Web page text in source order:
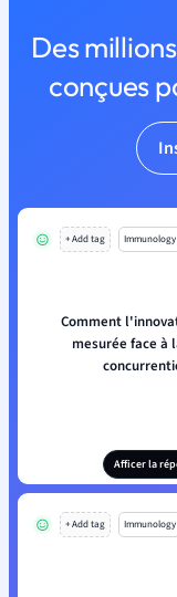
Des
conçues
+ Add tag Immunology
Comment
mesurée face à
Afficer la
+ Add tag Immunology